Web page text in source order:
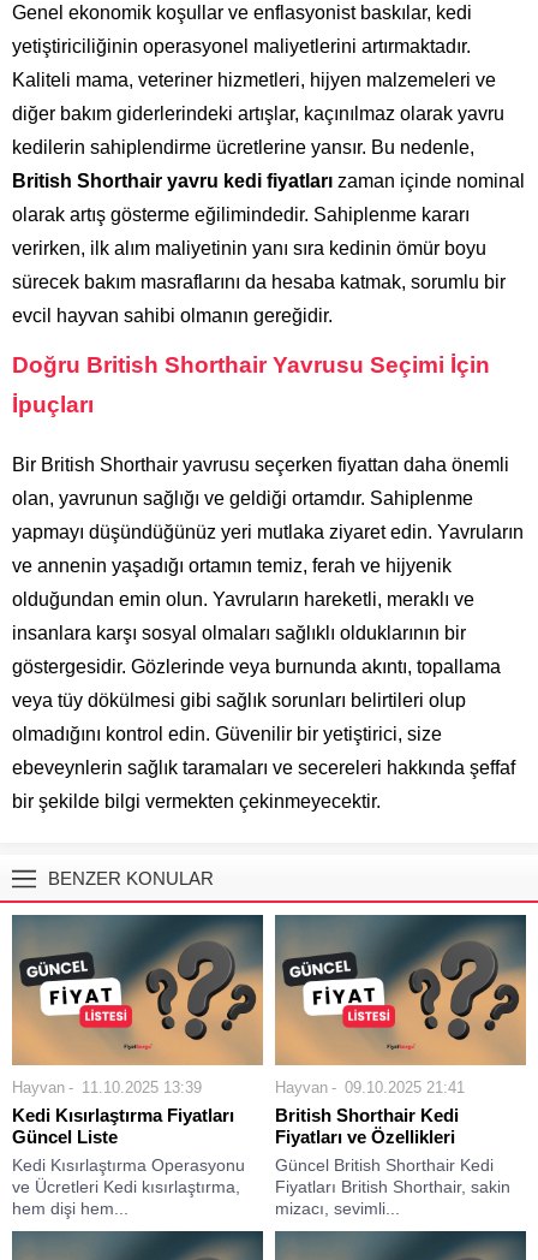
Genel ekonomik koşullar ve enflasyonist baskılar, kedi
yetiştiriciliğinin operasyonel maliyetlerini artırmaktadır.
Kaliteli mama, veteriner hizmetleri, hijyen malzemeleri ve
diğer bakım giderlerindeki artışlar, kaçınılmaz olarak yavru
kedilerin sahiplendirme ücretlerine yansır. Bu nedenle,
British Shorthair yavru kedi fiyatları zaman içinde nominal
olarak artış gösterme eğilimindedir. Sahiplenme kararı
verirken, ilk alım maliyetinin yanı sıra kedinin ömür boyu
sürecek bakım masraflarını da hesaba katmak, sorumlu bir
evcil hayvan sahibi olmanın gereğidir.
Doğru British Shorthair Yavrusu Seçimi İçin
İpuçları
Bir British Shorthair yavrusu seçerken fiyattan daha önemli
olan, yavrunun sağlığı ve geldiği ortamdır. Sahiplenme
yapmayı düşündüğünüz yeri mutlaka ziyaret edin. Yavruların
ve annenin yaşadığı ortamın temiz, ferah ve hijyenik
olduğundan emin olun. Yavruların hareketli, meraklı ve
insanlara karşı sosyal olmaları sağlıklı olduklarının bir
göstergesidir. Gözlerinde veya burnunda akıntı, topallama
veya tüy dökülmesi gibi sağlık sorunları belirtileri olup
olmadığını kontrol edin. Güvenilir bir yetiştirici, size
ebeveynlerin sağlık taramaları ve secereleri hakkında şeffaf
bir şekilde bilgi vermekten çekinmeyecektir.
BENZER KONULAR
Hayvan 11.10.2025 13:39
Kedi Kısırlaştırma Fiyatları
Güncel Liste
Kedi Kısırlaştırma Operasyonu
ve Ücretleri Kedi kısırlaştırma,
hem dişi hem...
Hayvan 09.10.2025 21:41
British Shorthair Kedi
Fiyatları ve Özellikleri
Güncel British Shorthair Kedi
Fiyatları British Shorthair, sakin
mizacı, sevimli...